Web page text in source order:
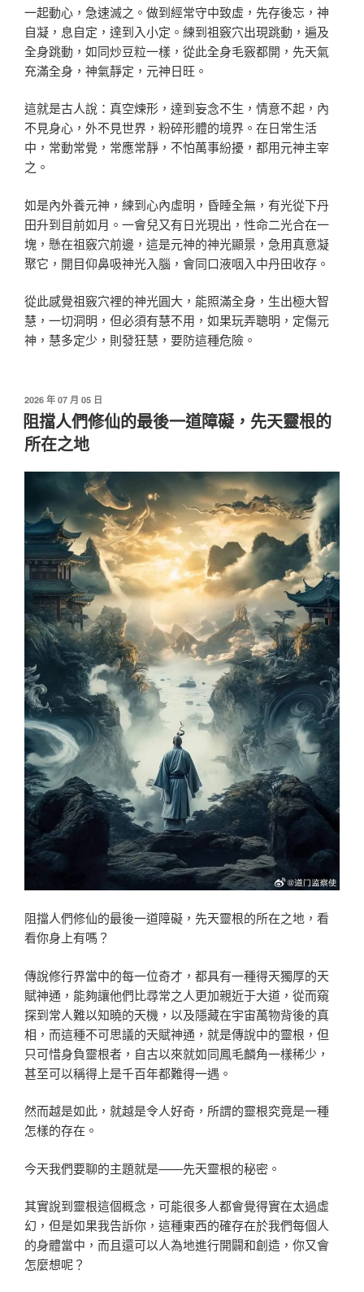
一起動心，急速滅之。做到經常守中致虛，先存後忘，神
自凝，息自定，達到入小定。練到祖竅穴出現跳動，遍及
全身跳動，如同炒豆粒一樣，從此全身毛竅都開，先天氣
充滿全身，神氣靜定，元神日旺。
這就是古人說：真空煉形，達到妄念不生，情意不起，內
不見身心，外不見世界，粉碎形體的境界。在日常生活
中，常動常覺，常應常靜，不怕萬事紛擾，都用元神主宰
之。
如是內外養元神，練到心內虛明，昏睡全無，有光從下丹
田升到目前如月。一會兒又有日光現出，性命二光合在一
塊，懸在祖竅穴前邊，這是元神的神光顯景，急用真意凝
聚它，開目仰鼻吸神光入腦，會同口液咽入中丹田收存。
從此感覺祖竅穴裡的神光圓大，能照滿全身，生出極大智
慧，一切洞明，但必須有慧不用，如果玩弄聰明，定傷元
神，慧多定少，則發狂慧，要防這種危險。
發
佈
於
2026 年 07 月 05 日
阻擋人們修仙的最後一道障礙，先天靈根的
所在之地
阻擋人們修仙的最後一道障礙，先天靈根的所在之地，看
看你身上有嗎？
傳說修行界當中的每一位奇才，都具有一種得天獨厚的天
賦神通，能夠讓他們比尋常之人更加親近于大道，從而窺
探到常人難以知曉的天機，以及隱藏在宇宙萬物背後的真
相，而這種不可思議的天賦神通，就是傳說中的靈根，但
只可惜身負靈根者，自古以來就如同鳳毛麟角一樣稀少，
甚至可以稱得上是千百年都難得一遇。
然而越是如此，就越是令人好奇，所謂的靈根究竟是一種
怎樣的存在。
今天我們要聊的主題就是——先天靈根的秘密。
其實說到靈根這個概念，可能很多人都會覺得實在太過虛
幻，但是如果我告訴你，這種東西的確存在於我們每個人
的身體當中，而且還可以人為地進行開闢和創造，你又會
怎麼想呢？